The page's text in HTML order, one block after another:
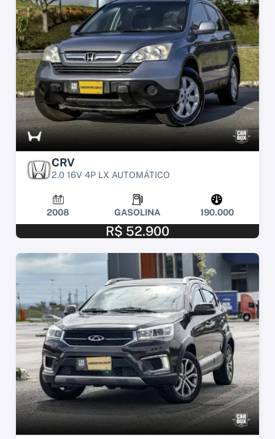
CRV
2.0 16V 4P LX AUTOMÁTICO
2008 GASOLINA 190.000
R$ 52.900